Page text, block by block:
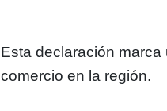
Esta declaración
comercio en la región.